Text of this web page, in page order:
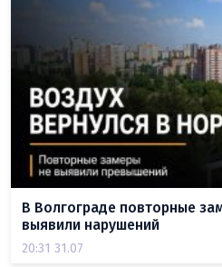
В Волгограде повторные
выявили нарушений
20:31 31.07